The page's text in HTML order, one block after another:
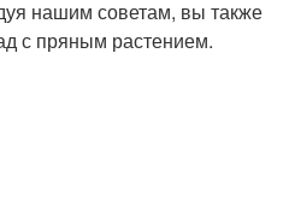
нашим советам, вы также
с пряным растением.